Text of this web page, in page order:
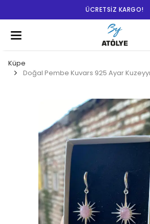
ÜCRETSIZ KARGO!
Küpe
Doğal Pembe Kuvars 925 Ayar